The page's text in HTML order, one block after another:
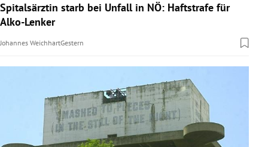
Spitalsärztin starb bei Unfall in NÖ: Haftstrafe für
Alko-Lenker
Johannes WeichhartGestern